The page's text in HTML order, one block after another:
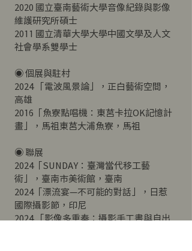
2020 國立臺南藝術大學音像紀錄與影像
維護研究所碩士
2011 國立清華大學大學中國文學及人文
社會學系雙學士
◉ 個展與駐村
2024 「電波風景論」，正白藝術空間，
高雄
2016「魚寮點唱機：東莒卡拉OK記憶計
畫」，馬祖東莒大浦魚寮，馬祖
◉ 聯展
2024「SUNDAY：臺灣當代移工藝
術」，臺南市美術館，臺南
2024「漂流宴—不可能的對話」，日惹
國際攝影節，印尼
2024 「影像多重奏：攝影手工書與自出